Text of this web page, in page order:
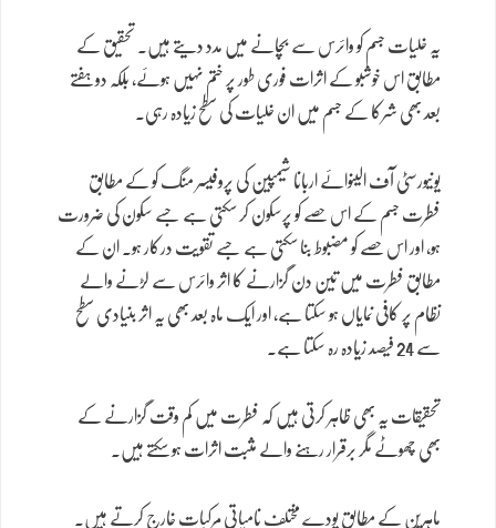
یہ خلیات جسم کو وائرس سے بچانے میں مدد دیتے ہیں۔ تحقیق کے
مطابق اس خوشبو کے اثرات فوری طور پر ختم نہیں ہوئے، بلکہ دو ہفتے
بعد بھی شرکا کے جسم میں ان خلیات کی سطح زیادہ رہی۔
یونیورسٹی آف الینوائے اربانا شیمپین کی پروفیسر منگ کو کے مطابق
فطرت جسم کے اس حصے کو پرسکون کر سکتی ہے جسے سکون کی ضرورت
ہو، اور اس حصے کو مضبوط بنا سکتی ہے جسے تقویت درکار ہو۔ ان کے
مطابق فطرت میں تین دن گزارنے کا اثر وائرس سے لڑنے والے
نظام پر کافی نمایاں ہو سکتا ہے، اور ایک ماہ بعد بھی یہ اثر بنیادی سطح
سے 24 فیصد زیادہ رہ سکتا ہے۔
تحقیقات یہ بھی ظاہر کرتی ہیں کہ فطرت میں کم وقت گزارنے کے
بھی چھوٹے مگر برقرار رہنے والے مثبت اثرات ہو سکتے ہیں۔
ماہرین کے مطابق پودے مختلف نامیاتی مرکبات خارج کرتے ہیں۔